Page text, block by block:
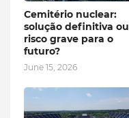
Cemitério nuclear:
solução definitiva ou
risco grave para o
futuro?
June 15, 2026